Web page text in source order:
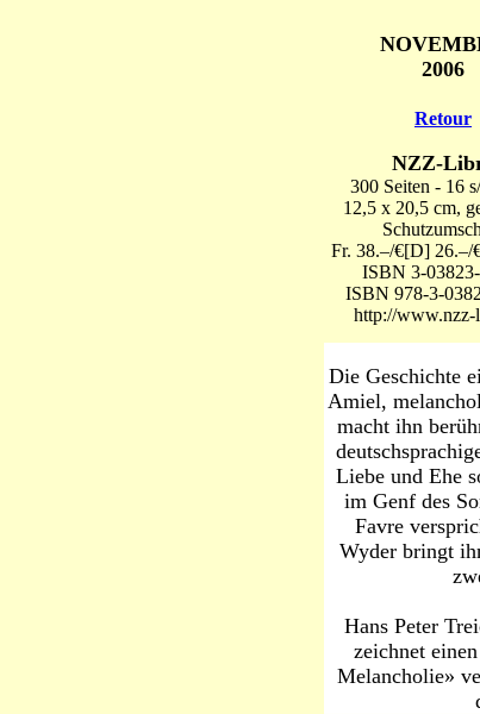
2006
Retour
NZZ-
300 Seiten - 16
12,5 x 20,5 cm,
Fr. 38.–/€[D] 26.–/
ISBN 3-
ISBN 978-3-
http://www.nzz-
Die Geschichte
Amiel,
macht ihn
Liebe und Ehe
im Genf des
Favre
Wyder bringt
Hans Peter
zeichnet
Melancholie»